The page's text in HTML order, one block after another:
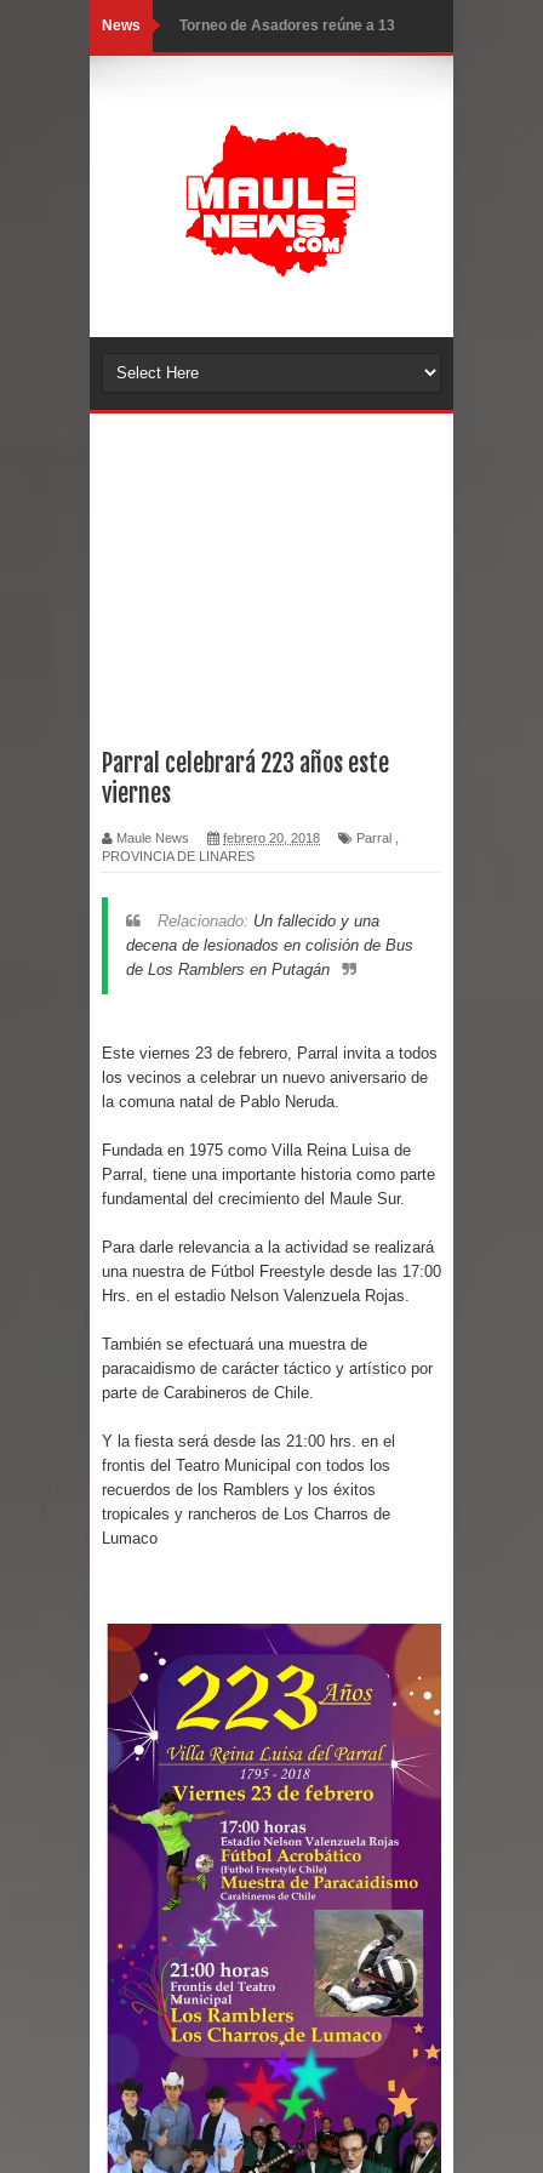
News Torneo de Asadores reúne a 13
2026 en Talca
Alerta por hantavirus: expertos piden
reforzar medidas y consulta oportuna
Matrimonios Linarenses Celebraron
Departamento Comunal de Salud de
con comunidades escolares
expertos reiteren llamado a
Mario Meza endurece críticas contra
ministra de Salud por dejar fuera a
Linares: “No dará la cara”
Seremi de Desarrollo Social y Familia
mantiene despliegue para apoyar a
niños y adolescentes durante la
emergencia.
Del anime al K-pop: especialistas U.
de Chile analizan el creciente interés
por las culturas japonesa y coreana
denuncias por viviendas sociales en
Talca
Diputado Jorge Guzmán rechaza
proyecto de interconexión eléctrica
en la alta cordillera del Maule por su
impacto ambiental
INDAP entregó $189 millones en
incentivos a usuarios de PRODESAL
de la provincia de Linares
Municipalidad de Curicó apuesta a la
innovación en tecnología educativa
Parral celebrará 223 años este
viernes
Maule News febrero 20, 2018 Parral
PROVINCIA DE LINARES
Relacionado: Un fallecido y una
decena de lesionados en colisión de Bus
de Los Ramblers en Putagán
Este viernes 23 de febrero, Parral invita a todos
los vecinos a celebrar un nuevo aniversario de
la comuna natal de Pablo Neruda.
Fundada en 1975 como Villa Reina Luisa de
Parral, tiene una importante historia como parte
fundamental del crecimiento del Maule Sur.
Para darle relevancia a la actividad se realizará
una nuestra de Fútbol Freestyle desde las 17:00
Hrs. en el estadio Nelson Valenzuela Rojas.
También se efectuará una muestra de
paracaidismo de carácter táctico y artístico por
parte de Carabineros de Chile.
Y la fiesta será desde las 21:00 hrs. en el
frontis del Teatro Municipal con todos los
recuerdos de los Ramblers y los éxitos
tropicales y rancheros de Los Charros de
Lumaco